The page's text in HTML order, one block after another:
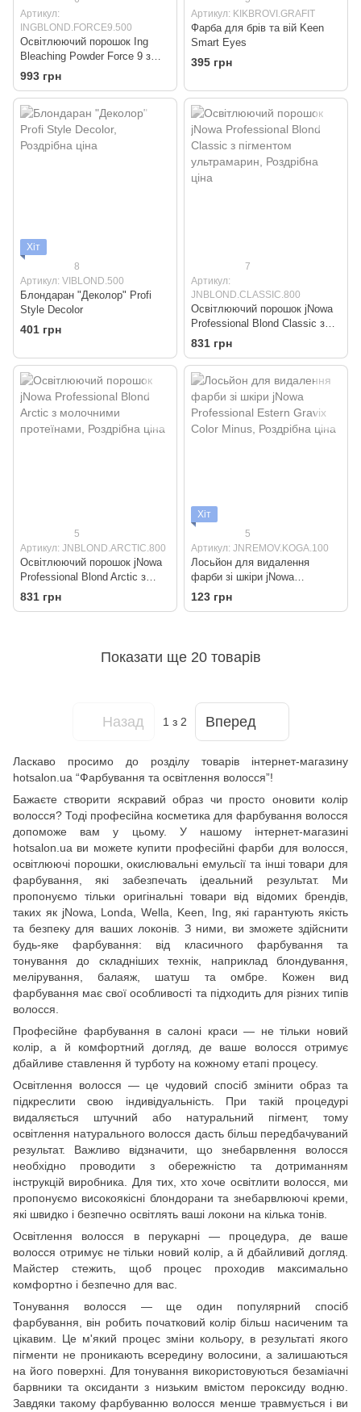
Артикул:
INGBLOND.FORCE9.500
Освітлюючий порошок Ing
Bleaching Powder Force 9 з
кератином
993 грн
Артикул: KIKBROVI.GRAFIT
Фарба для брів та вій Keen
Smart Eyes
395 грн
Хіт
8
Артикул: VIBLOND.500
Блондаран "Деколор" Profi
Style Decolor
401 грн
7
Артикул:
JNBLOND.CLASSIC.800
Освітлюючий порошок jNowa
Professional Blond Classic з
пігментом ультрамарин
831 грн
5
Артикул: JNBLOND.ARCTIC.800
Освітлюючий порошок jNowa
Professional Blond Arctic з
молочними протеїнами
831 грн
Хіт
5
Артикул: JNREMOV.KOGA.100
Лосьйон для видалення
фарби зі шкіри jNowa
Professional Estern Gravix
Color Minus
123 грн
Показати ще 20 товарів
Назад 1 з 2 Вперед
Ласкаво просимо до розділу товарів інтернет-магазину
hotsalon.ua “Фарбування та освітлення волосся”!
Бажаєте створити яскравий образ чи просто оновити колір
волосся? Тоді професійна косметика для фарбування волосся
допоможе вам у цьому. У нашому інтернет-магазині
hotsalon.ua ви можете купити професійні фарби для волосся,
освітлюючі порошки, окислювальні емульсії та інші товари для
фарбування, які забезпечать ідеальний результат. Ми
пропонуємо тільки оригінальні товари від відомих брендів,
таких як jNowa, Londa, Wella, Keen, Ing, які гарантують якість
та безпеку для ваших локонів. З ними, ви зможете здійснити
будь-яке фарбування: від класичного фарбування та
тонування до складніших технік, наприклад блондування,
мелірування, балаяж, шатуш та омбре. Кожен вид
фарбування має свої особливості та підходить для різних типів
волосся.
Професійне фарбування в салоні краси — не тільки новий
колір, а й комфортний догляд, де ваше волосся отримує
дбайливе ставлення й турботу на кожному етапі процесу.
Освітлення волосся — це чудовий спосіб змінити образ та
підкреслити свою індивідуальність. При такій процедурі
видаляється штучний або натуральний пігмент, тому
освітлення натурального волосся дасть більш передбачуваний
результат. Важливо відзначити, що знебарвлення волосся
необхідно проводити з обережністю та дотриманням
інструкцій виробника. Для тих, хто хоче освітлити волосся, ми
пропонуємо високоякісні блондорани та знебарвлюючі креми,
які швидко і безпечно освітлять ваші локони на кілька тонів.
Освітлення волосся в перукарні — процедура, де ваше
волосся отримує не тільки новий колір, а й дбайливий догляд.
Майстер стежить, щоб процес проходив максимально
комфортно і безпечно для вас.
Тонування волосся — ще один популярний спосіб
фарбування, він робить початковий колір більш насиченим та
цікавим. Це м'який процес зміни кольору, в результаті якого
пігменти не проникають всередину волосини, а залишаються
на його поверхні. Для тонування використовуються безаміачні
барвники та оксиданти з низьким вмістом пероксиду водню.
Завдяки такому фарбуванню волосся менше травмується і ви